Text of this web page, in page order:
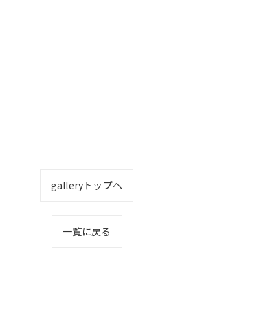
galleryトップへ
一覧に戻る